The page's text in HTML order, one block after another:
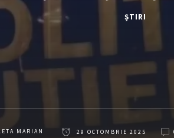
ȘTIRI
MARIAN 29 OCTOMBRIE 2025